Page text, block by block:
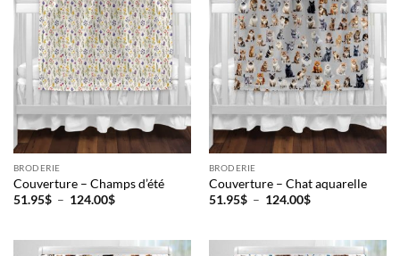
BRODERIE
Couverture – Champs d’été
51.95$ – 124.00$Plage
à
BRODERIE
Couverture – Chat aquarelle
51.95$ – 124.00$Plage
à